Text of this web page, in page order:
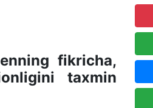
fikricha,
taxmin